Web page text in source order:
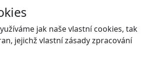
jak naše vlastní cookies, tak
jejichž vlastní zásady zpracování